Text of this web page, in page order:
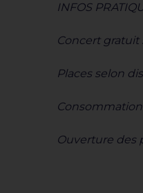
INFOS
Concert gratuit
Places selon
Ouverture des